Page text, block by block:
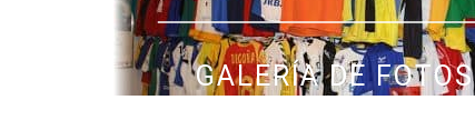
GALERÍA DE FOTOS